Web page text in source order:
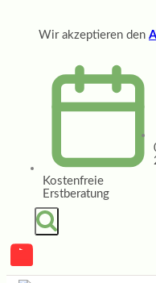
Wir akzeptieren den
Kostenfreie
Erstberatung